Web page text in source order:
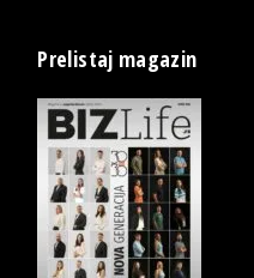
Prelistaj magazin